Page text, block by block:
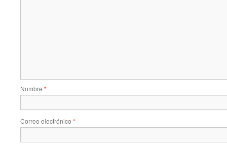
Nombre *
Correo electrónico *